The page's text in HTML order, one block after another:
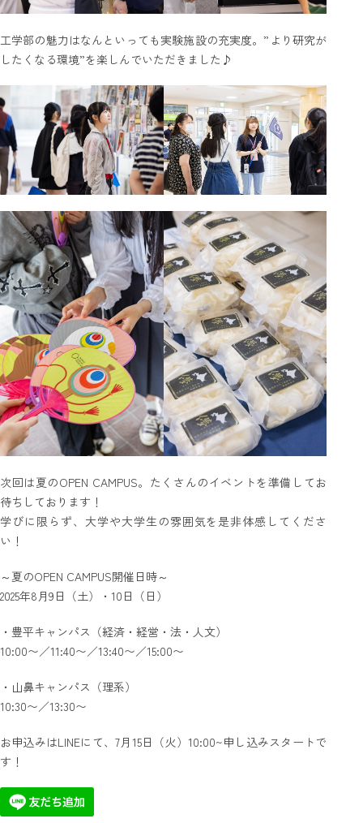
工学部の魅力はなんといっても実験施設の充実度。”より研究が
したくなる環境”を楽しんでいただきました♪
次回は夏のOPEN CAMPUS。たくさんのイベントを準備してお
待ちしております！
学びに限らず、大学や大学生の雰囲気を是非体感してくださ
い！
～夏のOPEN CAMPUS開催日時～
2025年8月9日（土）・10日（日）
・豊平キャンパス（経済・経営・法・人文）
10:00〜／11:40〜／13:40〜／15:00〜
・山鼻キャンパス（理系）
10:30〜／13:30〜
お申込みはLINEにて、7月15日（火）10:00~申し込みスタートで
す！